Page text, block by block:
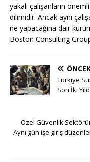
yakalı çalışanların
dilimidir. Ancak aynı
ne yapacağına dair
Boston Consulting
Türkiye
Son İki
Özel Güvenlik
Aynı gün işe giriş